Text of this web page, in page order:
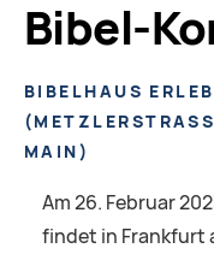
Bibel-
BIBELHAUS
(
AIN
)
Am 26. Februar
findet in Frankfurt